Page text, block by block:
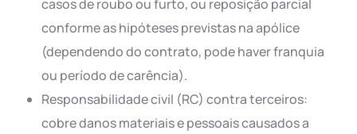
casos de roubo ou furto, ou reposição parcial
conforme as hipóteses previstas na apólice
(dependendo do contrato, pode haver franquia
ou período de carência).
Responsabilidade civil (RC) contra terceiros:
cobre danos materiais e pessoais causados a